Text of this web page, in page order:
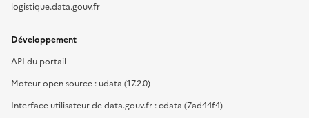
logistique.data.gouv.fr
Développement
API du portail
Moteur open source : udata (17.2.0)
Interface utilisateur de data.gouv.fr : cdata (7ad44f4)